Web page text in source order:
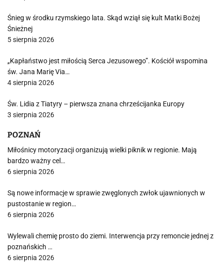
Śnieg w środku rzymskiego lata. Skąd wziął się kult Matki Bożej
Śnieżnej
5 sierpnia 2026
„Kapłaństwo jest miłością Serca Jezusowego”. Kościół wspomina
św. Jana Marię Via…
4 sierpnia 2026
Św. Lidia z Tiatyry – pierwsza znana chrześcijanka Europy
3 sierpnia 2026
POZNAŃ
Miłośnicy motoryzacji organizują wielki piknik w regionie. Mają
bardzo ważny cel…
6 sierpnia 2026
Są nowe informacje w sprawie zwęglonych zwłok ujawnionych w
pustostanie w region…
6 sierpnia 2026
Wylewali chemię prosto do ziemi. Interwencja przy remoncie jednej z
poznańskich …
6 sierpnia 2026